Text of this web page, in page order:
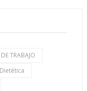
TRABAJO
Dietética